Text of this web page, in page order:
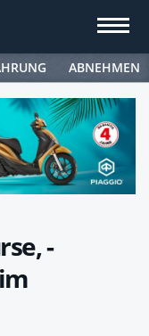
ABNEHMEN
-